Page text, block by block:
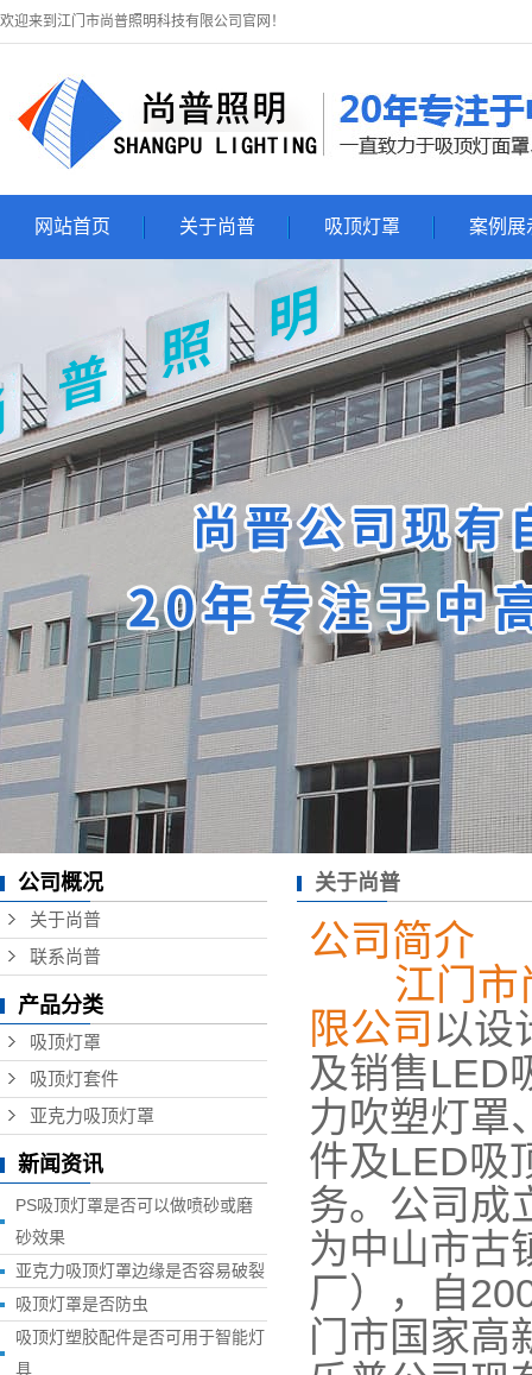
欢迎来到江门市尚普照明科技有限公司官网！
网站首页 关于尚普
联系尚普
吸顶灯罩
吸顶灯罩
吸顶灯套件
亚克力吸顶灯罩
案例展
吸顶灯
公司概况
关于尚普
联系尚普
产品分类
吸顶灯罩
吸顶灯套件
亚克力吸顶灯罩
新闻资讯
PS吸顶灯罩是否可以做喷砂或磨
砂效果
亚克力吸顶灯罩边缘是否容易破裂
吸顶灯罩是否防虫
吸顶灯塑胶配件是否可用于智能灯
具
关于尚普
公司简介
江门市
限公司 以设
及销售LED
力吹塑灯罩
件及LED吸
务。公司成
为中山市古
厂），自
门市国家高